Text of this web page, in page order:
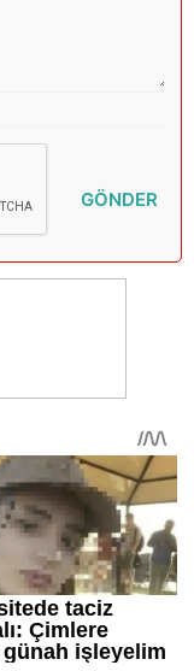
GÖNDER